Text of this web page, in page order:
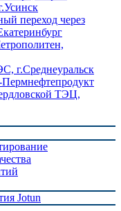
переход через
г.Среднеуральск
ТЭЦ,
Jotun